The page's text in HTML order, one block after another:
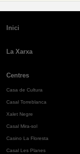
Inici
La Xarxa
Centres
Casa de Cultura
Casal Torreblanca
Xalet Negre
Casal Mira-sol
Casino La Floresta
Casal Les Planes